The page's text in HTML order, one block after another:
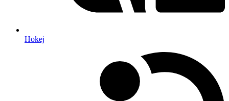
Hokej